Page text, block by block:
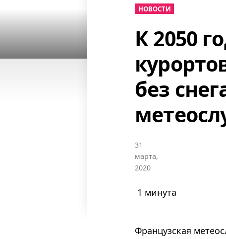
НОВОСТИ
К 2050
без
31
марта,
2020
1 минута
Французская